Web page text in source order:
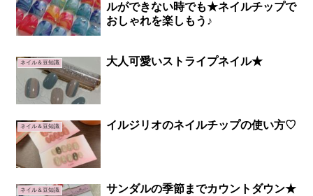
ルができない時でも★ネイルチップで
おしゃれを楽しもう♪
ネイル＆豆知識 大人可愛いストライプネイル★
ネイル＆豆知識 イルジリオのネイルチップの使い方♡
ネイル＆豆知識
サンダルの季節までカウントダウン★